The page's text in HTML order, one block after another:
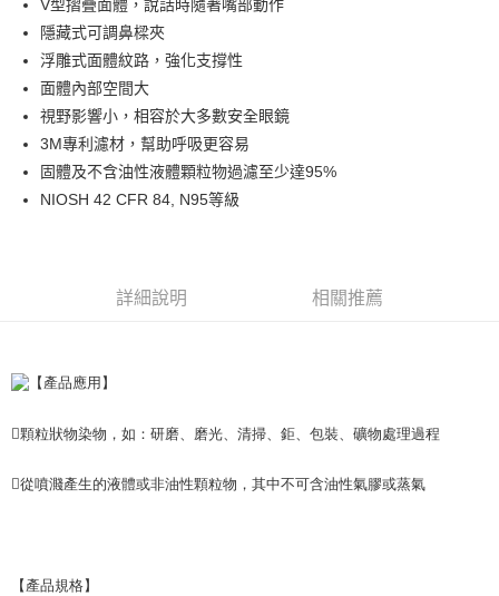
全家取貨付款
每筆NT$60
付款後全家取貨
每筆NT$60
7-11取貨付款
每筆NT$60
新竹物流(大件商品、貨量較大)
V型摺疊面體，說話時隨著嘴部動作
隱藏式可調鼻樑夾
浮雕式面體紋路，強化支撐性
面體內部空間大
視野影響小，相容於大多數安全眼鏡
3M專利濾材，幫助呼吸更容易
固體及不含油性液體顆粒物過濾至少達95%
NIOSH 42 CFR 84, N95等級
詳細說明 相關推薦
【產品應用】
顆粒狀物染物，如：研磨、磨光、清掃、鉅、包裝、礦物處理過程
從噴濺產生的液體或非油性顆粒物，其中不可含油性氣膠或蒸氣
【產品規格】